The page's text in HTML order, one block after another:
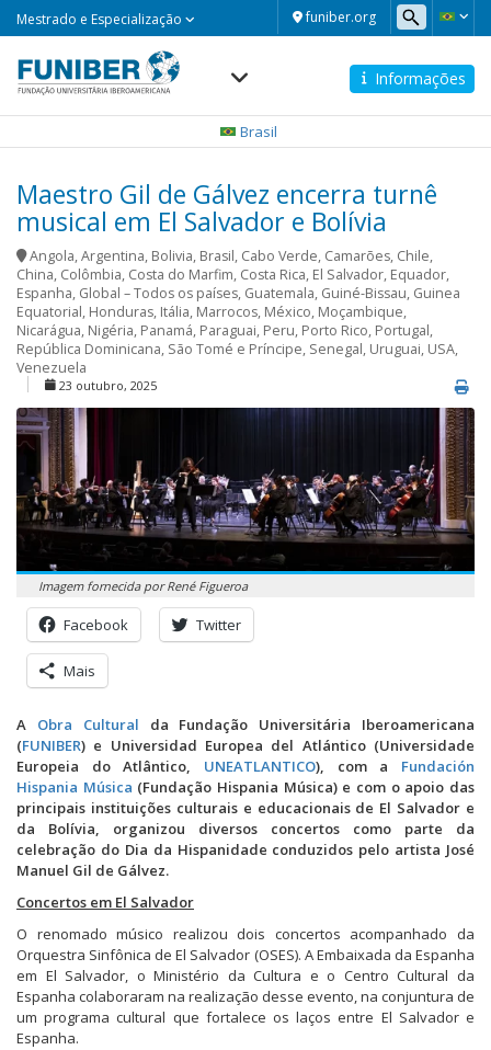
funiber.org
Mestrado e Especialização
Informações
Brasil
Maestro Gil de Gálvez encerra turnê
musical em El Salvador e Bolívia
Angola,Argentina, Bolivia, Brasil, Cabo Verde, Camarões, Chile,
China, Colômbia, Costa do Marfim, Costa Rica, El Salvador, Equador,
Espanha, Global – Todos os países, Guatemala, Guiné-Bissau, Guinea
Equatorial, Honduras, Itália, Marrocos, México, Moçambique,
Nicarágua, Nigéria, Panamá, Paraguai, Peru, Porto Rico, Portugal,
República Dominicana, São Tomé e Príncipe, Senegal, Uruguai, USA,
Venezuela
23 outubro, 2025
Imagem fornecida por René Figueroa
Facebook Twitter
Mais
A Obra Cultural da Fundação Universitária Iberoamericana
(FUNIBER) e Universidad Europea del Atlántico (Universidade
Europeia do Atlântico, UNEATLANTICO), com a Fundación
Hispania Música (Fundação Hispania Música) e com o apoio das
principais instituições culturais e educacionais de El Salvador e
da Bolívia, organizou diversos concertos como parte da
celebração do Dia da Hispanidade conduzidos pelo artista José
Manuel Gil de Gálvez.
Concertos em El Salvador
O renomado músico realizou dois concertos acompanhado da
Orquestra Sinfônica de El Salvador (OSES). A Embaixada da Espanha
em El Salvador, o Ministério da Cultura e o Centro Cultural da
Espanha colaboraram na realização desse evento, na conjuntura de
um programa cultural que fortalece os laços entre El Salvador e
Espanha.